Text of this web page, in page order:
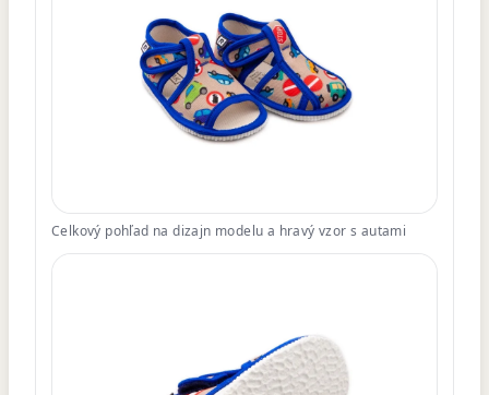
Celkový pohľad na dizajn modelu a hravý vzor s autami